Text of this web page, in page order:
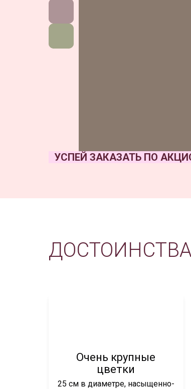
УСПЕЙ ЗАКАЗАТЬ ПО
Очень крупные
цветки
25 см в диаметре, насыщенно-